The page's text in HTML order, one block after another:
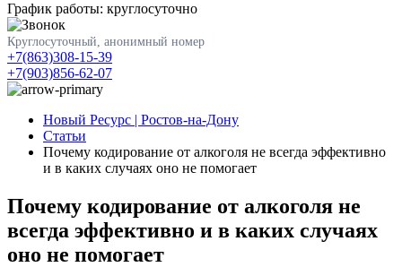
График работы: круглосуточно
Круглосуточный, анонимный номер
+7(863)308-15-39
+7(903)856-62-07
Новый Ресурс | Ростов-на-Дону
Статьи
Почему кодирование от алкоголя не всегда эффективно
и в каких случаях оно не помогает
Почему кодирование от алкоголя не
всегда эффективно и в каких случаях
оно не помогает